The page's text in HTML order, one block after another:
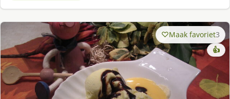
Maak favoriet3
👍